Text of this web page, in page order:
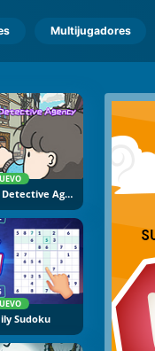
Multijugadores
Hidden Cats: Detective Agency
Sudoku